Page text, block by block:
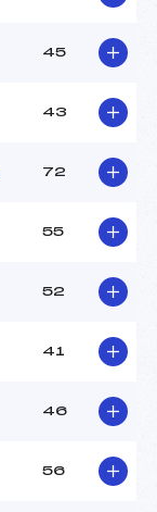
45
43
72
55
52
41
46
56